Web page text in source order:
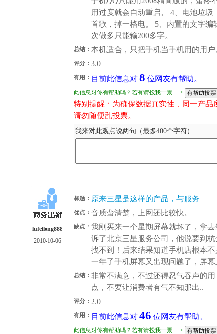
用过度就会自动重启。 4、电池垃
首歌，掉一格电。 5、内置的文字
次做多只能输200多字。
总结： 本机适合，只把手机当手机用的用户
评分： 3.0
有用： 目前此信息对 8 位网友有帮助。
此信息对你有帮助吗？若有请投我一票 --->
特别提醒：为确保数据真实性，同一产
请勿随便乱投票。
我来对此观点说两句（最多400个字符）
lufeilong888
2010-10-06
标题： 原来三星是这样的产品，与服务
优点： 音质蛮清楚，上网还比较快。
缺点： 我刚买来一个星期屏幕就坏了，拿
诉了北京三星服务公司，他说要到
找不到！后来结果知道手机店根本
一年了手机屏幕又出现问题了，屏
总结： 非常不满意，不过还得忍气吞声的
点，不要让消费者有气不知那出..
评分： 2.0
有用： 目前此信息对 46 位网友有帮助。
此信息对你有帮助吗？若有请投我一票 --->